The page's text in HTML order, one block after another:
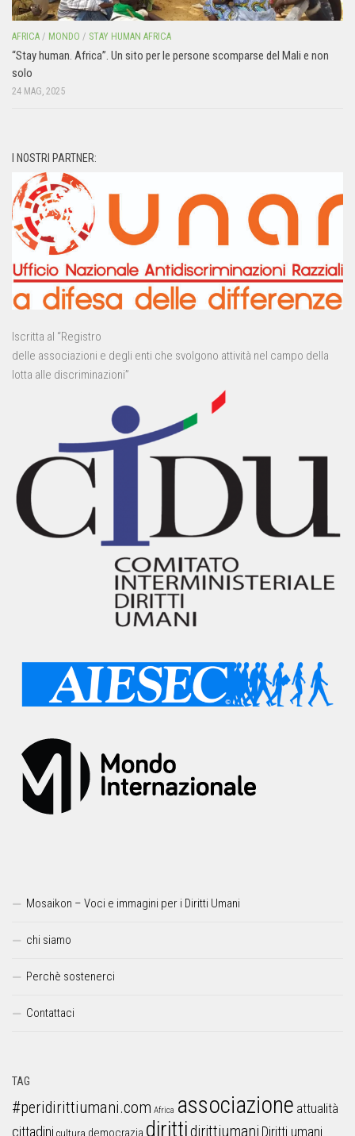
AFRICA / MONDO / STAY HUMAN AFRICA
“Stay human. Africa”. Un sito per le persone scomparse del Mali e non
solo
24 MAG, 2025
I NOSTRI PARTNER:
Iscritta al “Registro
delle associazioni e degli enti che svolgono attività nel campo della
lotta alle discriminazioni”
Mosaikon – Voci e immagini per i Diritti Umani
chi siamo
Perchè sostenerci
Contattaci
TAG
#peridirittiumani.com Africa associazione attualità
cittadini cultura democrazia dirittidirittiumani Diritti umani